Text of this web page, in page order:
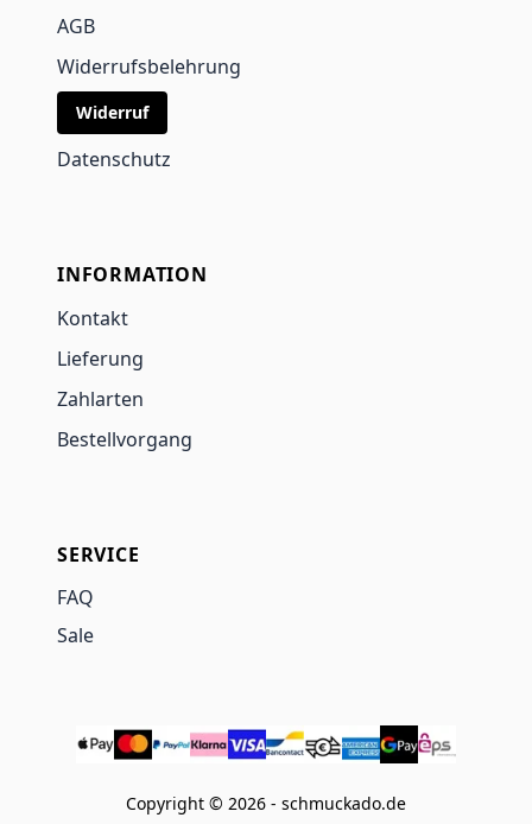
AGB
Widerrufsbelehrung
Widerruf
Datenschutz
INFORMATION
Kontakt
Lieferung
Zahlarten
Bestellvorgang
SERVICE
FAQ
Sale
Copyright © 2026 - schmuckado.de